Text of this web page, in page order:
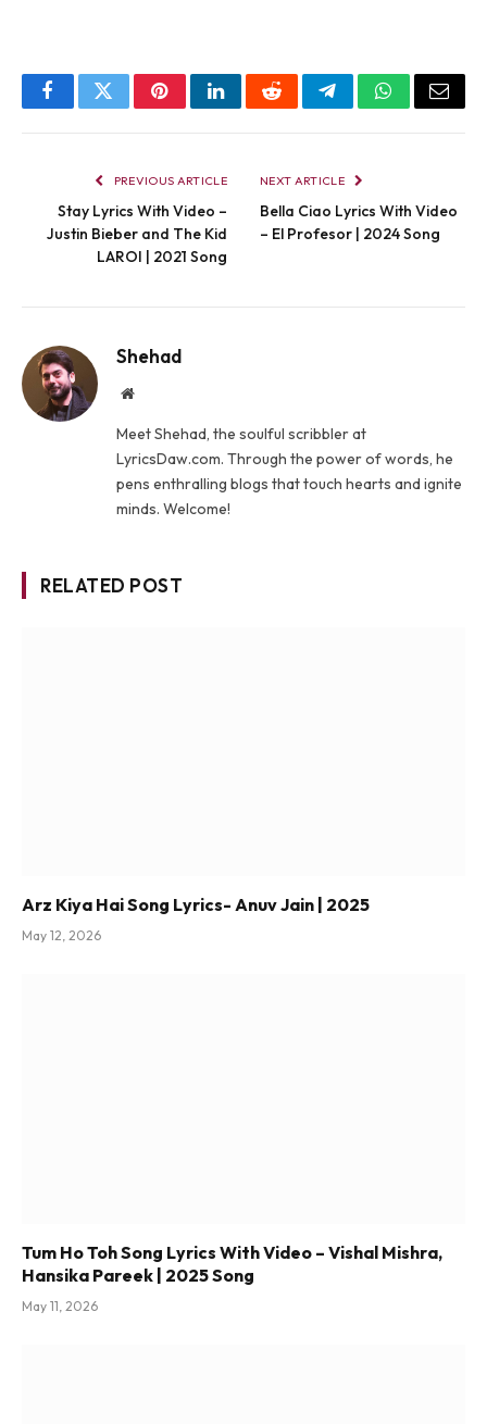
FacebookTwitterPinterestLinkedInRedditTelegramWhatsApp
Email
PREVIOUS ARTICLE
Stay Lyrics With Video –
Justin Bieber and The Kid
LAROI | 2021 Song
NEXT ARTICLE
Bella Ciao Lyrics With Video
– El Profesor | 2024 Song
Shehad
Website
Meet Shehad, the soulful scribbler at
LyricsDaw.com. Through the power of words, he
pens enthralling blogs that touch hearts and ignite
minds. Welcome!
RELATED POST
Arz Kiya Hai Song Lyrics- Anuv Jain | 2025
May 12, 2026
Tum Ho Toh Song Lyrics With Video – Vishal Mishra,
Hansika Pareek | 2025 Song
May 11, 2026